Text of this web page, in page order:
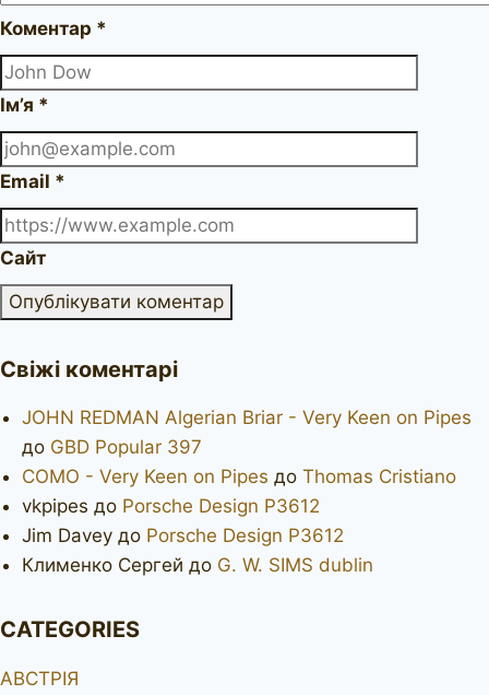
Коментар *
Ім’я *
Email *
Сайт
Свіжі коментарі
JOHN REDMAN Algerian Briar - Very Keen on Pipes
до GBD Popular 397
COMO - Very Keen on Pipes до Thomas Cristiano
vkpipes до Porsche Design P3612
Jim Davey до Porsche Design P3612
Клименко Сергей до G. W. SIMS dublin
CATEGORIES
АВСТРІЯ